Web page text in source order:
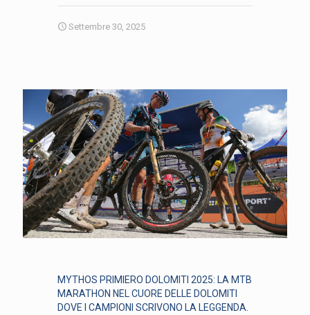
Settembre 30, 2025
MYTHOS PRIMIERO DOLOMITI 2025: LA MTB
MARATHON NEL CUORE DELLE DOLOMITI
DOVE I CAMPIONI SCRIVONO LA LEGGENDA.